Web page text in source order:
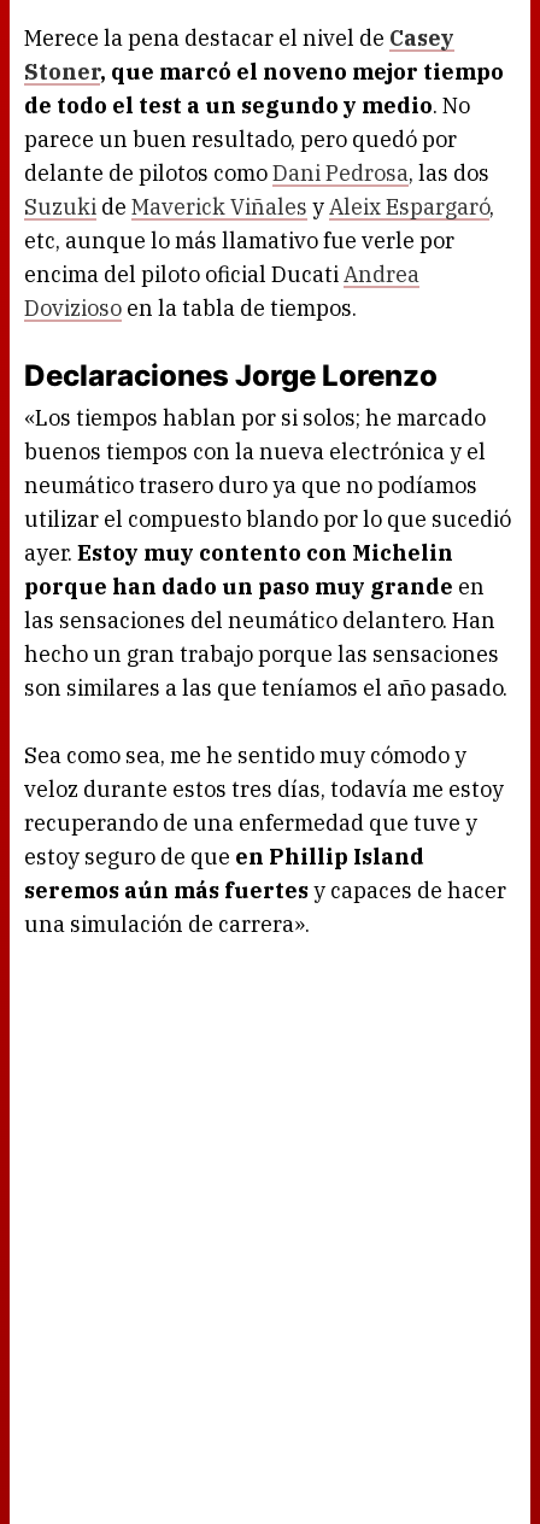
Merece la pena destacar el nivel de Casey
Stoner, que marcó el noveno mejor tiempo
de todo el test a un segundo y medio. No
parece un buen resultado, pero quedó por
delante de pilotos comoDani Pedrosa, las dos
Suzuki de Maverick Viñales yAleix Espargaró,
etc, aunque lo más llamativo fue verle por
encima del piloto oficial DucatiAndrea
Dovizioso en la tabla de tiempos.
Declaraciones Jorge Lorenzo
«Los tiempos hablan por si solos; he marcado
buenos tiempos con la nueva electrónica y el
neumático trasero duro ya que no podíamos
utilizar el compuesto blando por lo que sucedió
ayer. Estoy muy contento con Michelin
porque han dado un paso muy grande en
las sensaciones del neumático delantero. Han
hecho un gran trabajo porque las sensaciones
son similares a las que teníamos el año pasado.
Sea como sea, me he sentido muy cómodo y
veloz durante estos tres días, todavía me estoy
recuperando de una enfermedad que tuve y
estoy seguro de que en Phillip Island
seremos aún más fuertesy capaces de hacer
una simulación de carrera».